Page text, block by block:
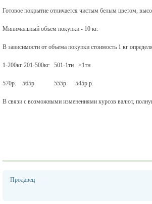
Готовое покрытие отличается чистым белым цветом,
Минимальный объем покупки - 10 кг.
В зависимости от объема покупки стоимость 1 кг
1-200кг 201-500кг 501-1тн >1тн
570р. 565р. 555р. 545р.р.
В связи с возможными изменениями курсов валют,
Продавец